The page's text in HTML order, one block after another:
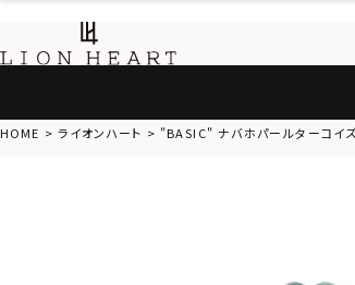
HOME ライオンハート "BASIC" ナバホパールターコイ